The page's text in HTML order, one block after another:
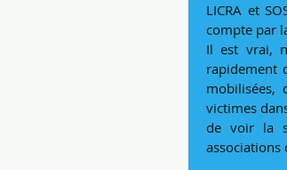
LICRA et
compte par
Il est vrai,
rapidement
mobilisées,
victimes
de voir la